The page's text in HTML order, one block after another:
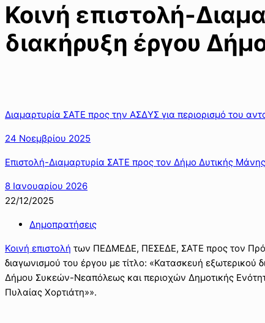
Κοινή επιστολή-
διακήρυξη έργου
Διαμαρτυρία ΣΑΤΕ προς την ΑΣΔΥΣ για περιορισμό του
24 Νοεμβρίου 2025
Επιστολή-Διαμαρτυρία ΣΑΤΕ προς τον Δήμο Δυτικής
8 Ιανουαρίου 2026
22/12/2025
Δημοπρατήσεις
Κοινή επιστολή των ΠΕΔΜΕΔΕ, ΠΕΣΕΔΕ, ΣΑΤΕ προς τον
διαγωνισμού του έργου με τίτλο: «Κατασκευή
Δήμου Συκεών-Νεαπόλεως και περιοχών Δημοτικής
Πυλαίας Χορτιάτη»».